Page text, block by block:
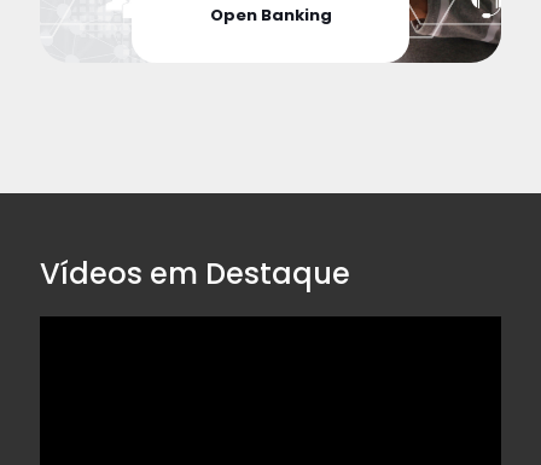
Open Banking
Vídeos em Destaque